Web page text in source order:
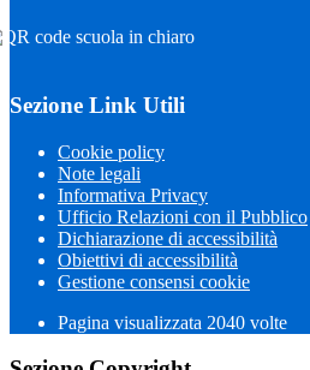
Sezione Link Utili
Cookie policy
Note legali
Informativa Privacy
Ufficio Relazioni con il Pubblico
Dichiarazione di accessibilità
Obiettivi di accessibilità
Gestione consensi cookie
Pagina visualizzata 2040 volte